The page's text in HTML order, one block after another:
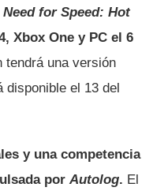
Need for Speed: Hot
Xbox One y PC el 6
tendrá una versión
disponible el 13 del
y una competencia
por Autolog. El